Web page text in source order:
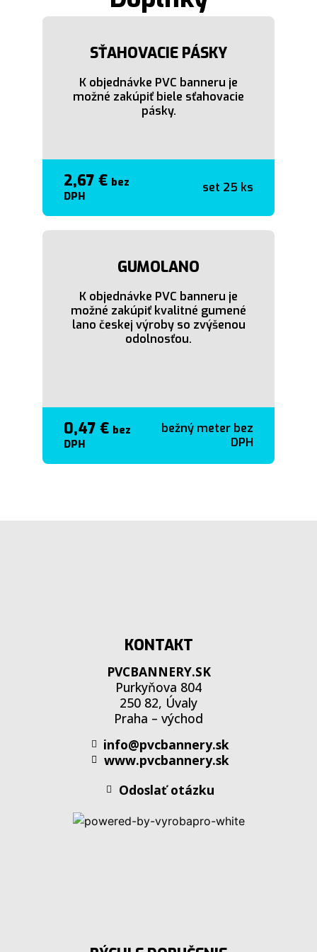
SŤAHOVACIE PÁSKY
K objednávke PVC banneru je
možné zakúpiť biele sťahovacie
pásky.
2,67 € bez
DPH
set 25 ks
GUMOLANO
K objednávke PVC banneru je
možné zakúpiť kvalitné gumené
lano českej výroby so zvýšenou
odolnosťou.
0,47 € bez
DPH
bežný meter bez
DPH
KONTAKT
PVCBANNERY.SK
Purkyňova 804
250 82, Úvaly
Praha – východ
info@pvcbannery.sk
www.pvcbannery.sk
Odoslať otázku